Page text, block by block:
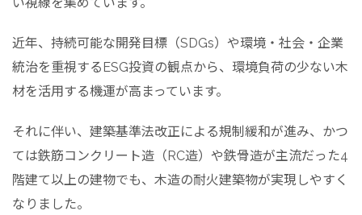
近年、持続可能な開発目標（SDGs）や環境・社会・企業
統治を重視するESG投資の観点から、環境負荷の少ない木
材を活用する機運が高まっています。
それに伴い、建築基準法改正による規制緩和が進み、かつ
ては鉄筋コンクリート造（RC造）や鉄骨造が主流だった4
階建て以上の建物でも、木造の耐火建築物が実現しやすく
なりました。